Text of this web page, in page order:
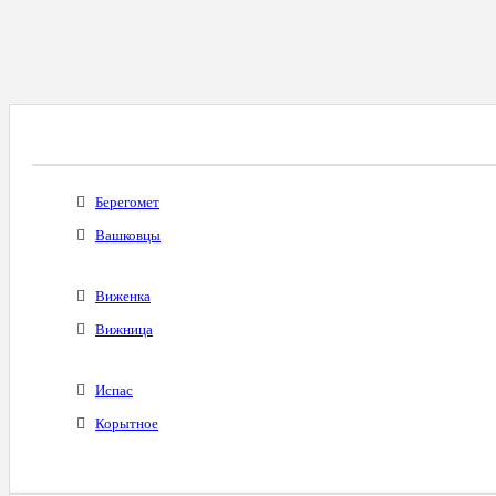
Берегомет
Вашковцы
Виженка
Вижница
Испас
Корытное